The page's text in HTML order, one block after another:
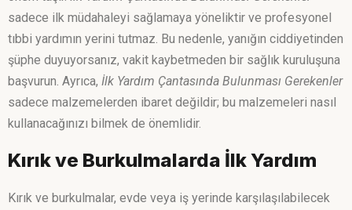
sadece ilk müdahaleyi sağlamaya yöneliktir ve profesyonel
tıbbi yardımın yerini tutmaz. Bu nedenle, yanığın ciddiyetinden
şüphe duyuyorsanız, vakit kaybetmeden bir sağlık kuruluşuna
başvurun. Ayrıca, İlk Yardım Çantasında Bulunması Gerekenler
sadece malzemelerden ibaret değildir; bu malzemeleri nasıl
kullanacağınızı bilmek de önemlidir.
Kırık ve Burkulmalarda İlk Yardım
Kırık ve burkulmalar, evde veya iş yerinde karşılaşılabilecek